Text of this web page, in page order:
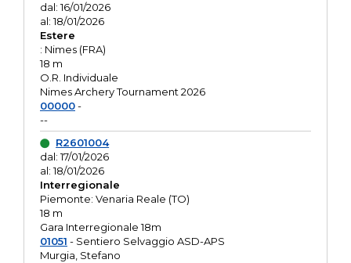
dal: 16/01/2026
al: 18/01/2026
Estere
: Nimes (FRA)
18 m
O.R. Individuale
Nimes Archery Tournament 2026
00000-
--
R2601004
dal: 17/01/2026
al: 18/01/2026
Interregionale
Piemonte: Venaria Reale (TO)
18 m
Gara Interregionale 18m
01051 - Sentiero Selvaggio ASD-APS
Murgia, Stefano